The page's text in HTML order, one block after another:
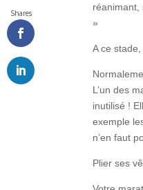
réanimant,
»
A ce
L’un des
inutilisé !
exemple
n’en faut
Plier ses
Shares